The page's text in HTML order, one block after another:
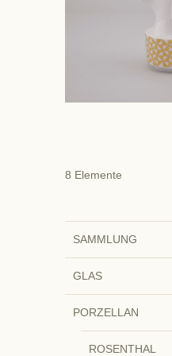
8 Elemente
SAMMLUNG
GLAS
PORZELLAN
ROSENTHAL